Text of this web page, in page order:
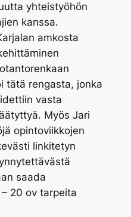
yhteistyöhön
kanssa.
amkosta
tätä rengasta, jonka
vasta
Myös Jari
opintoviikkojen
linkitetyn
saada
20 ov tarpeita